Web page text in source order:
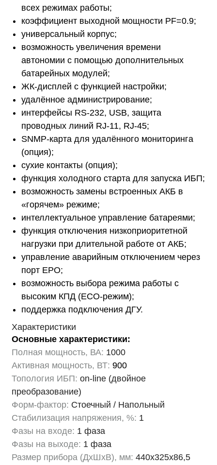
всех режимах работы;
коэффициент выходной мощности PF=0.9;
универсальный корпус;
возможность увеличения времени
автономии с помощью дополнительных
батарейных модулей;
ЖК-дисплей с функцией настройки;
удалённое администрирование;
интерфейсы RS-232, USB, защита
проводных линий RJ-11, RJ-45;
SNMP-карта для удалённого мониторинга
(опция);
сухие контакты (опция);
функция холодного старта для запуска ИБП;
возможность замены встроенных АКБ в
«горячем» режиме;
интеллектуальное управление батареями;
функция отключения низкоприоритетной
нагрузки при длительной работе от АКБ;
управление аварийным отключением через
порт EPO;
возможность выбора режима работы с
высоким КПД (ECO-режим);
поддержка подключения ДГУ.
Характеристики
Основные характеристики:
Полная мощность, ВА: 1000
Активная мощность, ВТ: 900
Топология ИБП: on-line (двойное
преобразование)
Форм-фактор: Стоечный / Напольный
Стабилизация напряжения, %: 1
Фазы на входе: 1 фаза
Фазы на выходе: 1 фаза
Размер прибора (ДхШхВ), мм: 440х325х86,5